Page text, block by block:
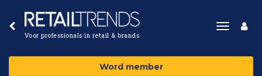
Voor professionals in retail & brands
Toggle
Word member